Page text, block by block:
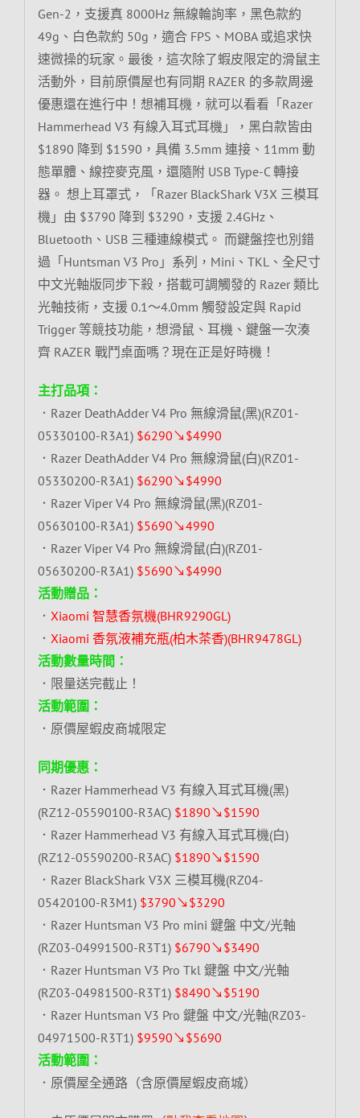
Gen-2，支援真 8000Hz 無線輪詢率，黑色款約
49g、白色款約 50g，適合 FPS、MOBA 或追求快
速微操的玩家。最後，這次除了蝦皮限定的滑鼠主
活動外，目前原價屋也有同期 RAZER 的多款周邊
優惠還在進行中！想補耳機，就可以看看「Razer
Hammerhead V3 有線入耳式耳機」，黑白款皆由
$1890 降到 $1590，具備 3.5mm 連接、11mm 動
態單體、線控麥克風，還隨附 USB Type-C 轉接
器。 想上耳罩式，「Razer BlackShark V3X 三模耳
機」由 $3790 降到 $3290，支援 2.4GHz、
Bluetooth、USB 三種連線模式。 而鍵盤控也別錯
過「Huntsman V3 Pro」系列，Mini、TKL、全尺寸
中文光軸版同步下殺，搭載可調觸發的 Razer 類比
光軸技術，支援 0.1～4.0mm 觸發設定與 Rapid
Trigger 等競技功能，想滑鼠、耳機、鍵盤一次湊
齊 RAZER 戰鬥桌面嗎？現在正是好時機！
主打品項：
．Razer DeathAdder V4 Pro 無線滑鼠(黑)(RZ01-
05330100-R3A1) $6290↘$4990
．Razer DeathAdder V4 Pro 無線滑鼠(白)(RZ01-
05330200-R3A1) $6290↘$4990
．Razer Viper V4 Pro 無線滑鼠(黑)(RZ01-
05630100-R3A1) $5690↘4990
．Razer Viper V4 Pro 無線滑鼠(白)(RZ01-
05630200-R3A1) $5690↘$4990
活動贈品：
． Xiaomi 智慧香氛機(BHR9290GL)
． Xiaomi 香氛液補充瓶(柏木茶香)(BHR9478GL)
活動數量時間：
．限量送完截止！
活動範圍：
．原價屋蝦皮商城限定
同期優惠：
．Razer Hammerhead V3 有線入耳式耳機(黑)
(RZ12-05590100-R3AC) $1890↘$1590
．Razer Hammerhead V3 有線入耳式耳機(白)
(RZ12-05590200-R3AC)$1890↘$1590
．Razer BlackShark V3X 三模耳機(RZ04-
05420100-R3M1) $3790↘$3290
．Razer Huntsman V3 Pro mini 鍵盤 中文/光軸
(RZ03-04991500-R3T1) $6790↘$3490
．Razer Huntsman V3 Pro Tkl 鍵盤 中文/光軸
(RZ03-04981500-R3T1) $8490↘$5190
．Razer Huntsman V3 Pro 鍵盤 中文/光軸(RZ03-
04971500-R3T1) $9590↘$5690
活動範圍：
．原價屋全通路（含原價屋蝦皮商城）